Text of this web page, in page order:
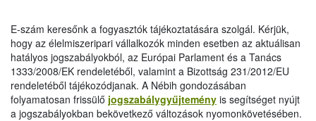
E-szám keresőnk a fogyasztók tájékoztatására szolgál. Kérjük,
hogy az élelmiszeripari vállalkozók minden esetben az aktuálisan
hatályos jogszabályokból, az Európai Parlament és a Tanács
1333/2008/EK rendeletéből, valamint a Bizottság 231/2012/EU
rendeletéből tájékozódjanak. A Nébih gondozásában
folyamatosan frissülő jogszabálygyűjtemény is segítséget nyújt
a jogszabályokban bekövetkező változások nyomonkövetésében.